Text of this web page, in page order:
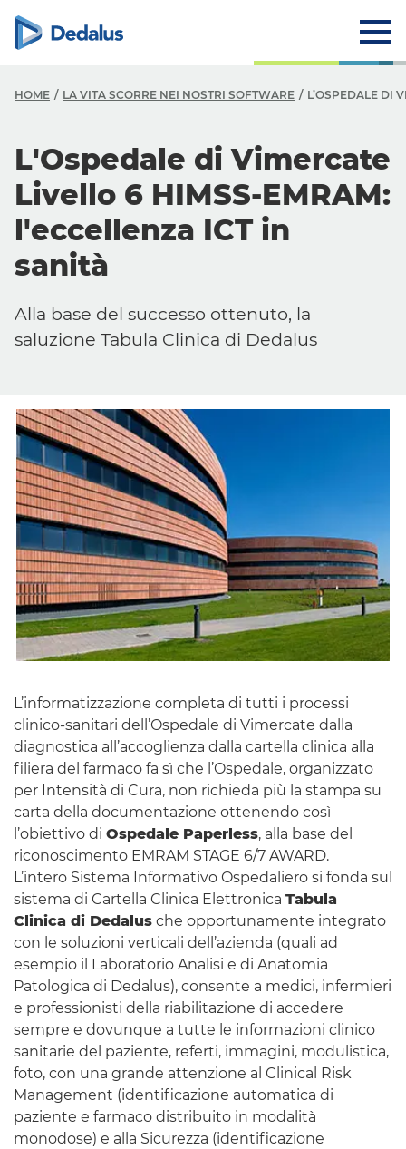
HOME LA VITA SCORRE NEI NOSTRI SOFTWARE L’OSPEDALE DI
L'Ospedale di Vimercate
Livello 6 HIMSS-EMRAM:
l'eccellenza ICTin
sanità
Alla base del successo ottenuto, la
saluzione Tabula Clinica di Dedalus
L’informatizzazione completa di tutti i processi
clinico-sanitari dell’Ospedale di Vimercate dalla
diagnostica all’accoglienza dalla cartella clinica alla
filiera del farmaco fa sì che l’Ospedale, organizzato
per Intensità di Cura, non richieda più la stampa su
carta della documentazione ottenendo così
l’obiettivo di Ospedale Paperless, alla base del
riconoscimento EMRAM STAGE 6/7 AWARD.
L’intero Sistema Informativo Ospedaliero si fonda sul
sistema di Cartella Clinica Elettronica Tabula
Clinica di Dedalus che opportunamente integrato
con le soluzioni verticali dell’azienda (quali ad
esempio il Laboratorio Analisi e di Anatomia
Patologica di Dedalus), consente a medici, infermieri
e professionisti della riabilitazione di accedere
sempre e dovunque a tutte le informazioni clinico
sanitarie del paziente, referti, immagini, modulistica,
foto, con una grande attenzione al Clinical Risk
Management (identificazione automatica di
paziente e farmaco distribuito in modalità
monodose) e alla Sicurezza (identificazione